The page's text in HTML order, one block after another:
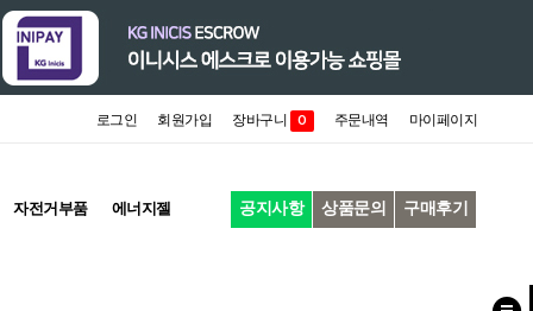
로그인 회원가입 장바구니 0 주문내역 마이페이지
자전거부품 에너지젤 공지사항 상품문의 구매후기